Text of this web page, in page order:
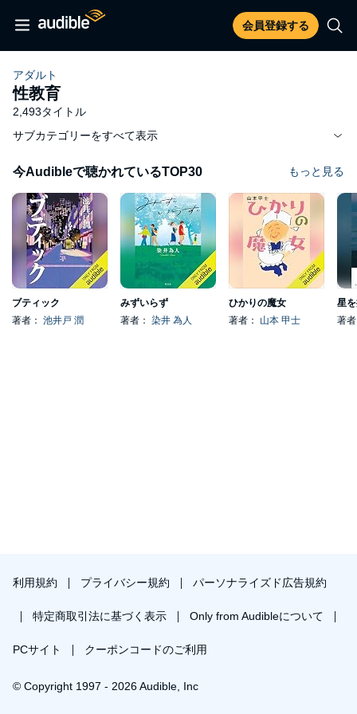
会員登録する
アダルト
性教育
2,493タイトル
サブカテゴリーをすべて表示
今Audibleで聴かれているTOP30 もっと見る
ブティック
著者： 池井戸 潤
みずいらず
著者： 染井 為人
ひかりの魔女
著者： 山本 甲士
星
著
利用規約 プライバシー規約 パーソナライズド広告規約
特定商取引法に基づく表示 Only from Audibleについて
PCサイト クーポンコードのご利用
© Copyright 1997 - 2026 Audible, Inc